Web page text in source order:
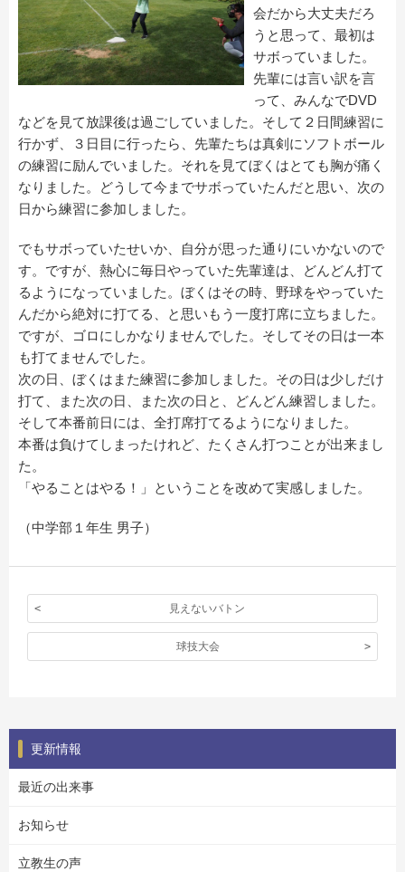
会だから大丈夫だろ
うと思って、最初は
サボっていました。
先輩には言い訳を言
って、みんなでDVD
などを見て放課後は過ごしていました。そして２日間練習に
行かず、３日目に行ったら、先輩たちは真剣にソフトボール
の練習に励んでいました。それを見てぼくはとても胸が痛く
なりました。どうして今までサボっていたんだと思い、次の
日から練習に参加しました。
でもサボっていたせいか、自分が思った通りにいかないので
す。ですが、熱心に毎日やっていた先輩達は、どんどん打て
るようになっていました。ぼくはその時、野球をやっていた
んだから絶対に打てる、と思いもう一度打席に立ちました。
ですが、ゴロにしかなりませんでした。そしてその日は一本
も打てませんでした。
次の日、ぼくはまた練習に参加しました。その日は少しだけ
打て、また次の日、また次の日と、どんどん練習しました。
そして本番前日には、全打席打てるようになりました。
本番は負けてしまったけれど、たくさん打つことが出来まし
た。
「やることはやる！」ということを改めて実感しました。
（中学部１年生 男子）
見えないバトン
球技大会
更新情報
最近の出来事
お知らせ
立教生の声